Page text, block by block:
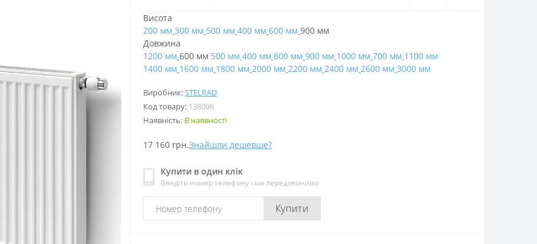
Виробник:STELRAD
Код товару: 138096
Наявність: В наявності
17 160 грн.Знайшли дешевше?
Купити в один клік
Введіть номер телефону і ми передзвонимо
Купити
Висота
200 мм 300 мм 500 мм 400 мм 600 мм 900 мм
Довжина
1200 мм 600 мм 500 мм 400 мм 800 мм 900 мм 1000 мм 700 мм 1100 мм
1400 мм 1600 мм 1800 мм 2000 мм 2200 мм 2400 мм 2600 мм 3000 мм